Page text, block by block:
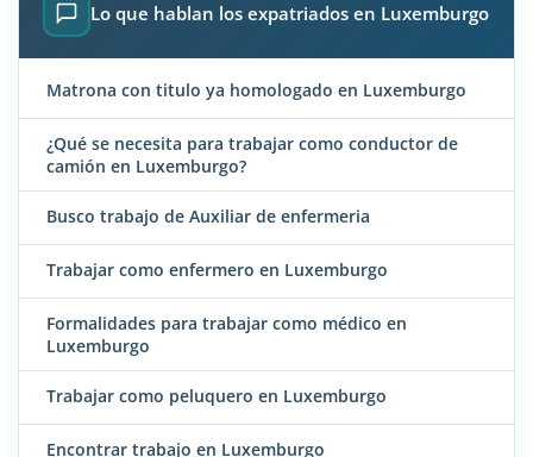
Lo que hablan los expatriados en Luxemburgo
Matrona con titulo ya homologado en Luxemburgo
¿Qué se necesita para trabajar como conductor de
camión en Luxemburgo?
Busco trabajo de Auxiliar de enfermeria
Trabajar como enfermero en Luxemburgo
Formalidades para trabajar como médico en
Luxemburgo
Trabajar como peluquero en Luxemburgo
Encontrar trabajo en Luxemburgo